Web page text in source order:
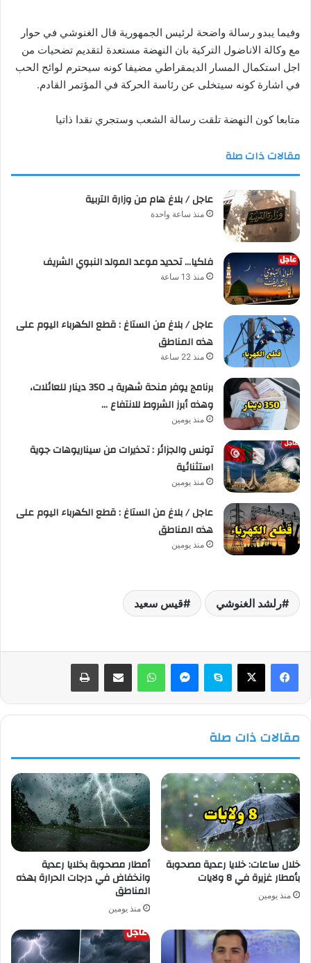
وفيما يبدو رسالة واضحة لرئيس الجمهورية قال الغنوشي في حوار
مع وكالة الاناضول التركية بان النهضة مستعدة لتقديم تضحيات من
اجل استكمال المسار الديمقراطي مضيفا كونه سيحترم لوائح الحب
في اشارة كونه سيتخلى عن رئاسة الحركة في المؤتمر القادم.
متابعا كون النهضة تلقت رسالة الشعب وستجري نقدا ذاتيا
مقالات ذات صلة
عاجل / بلاغ هام من وزارة التربية
منذ ساعة واحدة
فلكيا… تحديد موعد المولد النبوي الشريف
منذ 13 ساعة
عاجل / بلاغ من الستاغ : قطع الكهرباء اليوم على
هذه المناطق
منذ 22 ساعة
برنامج يوفر منحة شهرية بـ 350 دينار للعائلات،
وهذه أبرز الشروط للانتفاع …
منذ يومين
تونس والجزائر : تحذيرات من سيناريوهات جوية
استثنائية
منذ يومين
عاجل / بلاغ من الستاغ : قطع الكهرباء اليوم على
هذه المناطق
منذ يومين
رلشد الغنوشي قيس سعيد
فيسبوك سكايب واتساب
مقالات ذات صلة
خلال ساعات: خلايا رعدية مصحوبة
بأمطار غزيرة في 8 ولايات
منذ يومين
أمطار مصحوبة بخلايا رعدية
وانخفاض في درجات الحرارة بهذه
المناطق
منذ يومين